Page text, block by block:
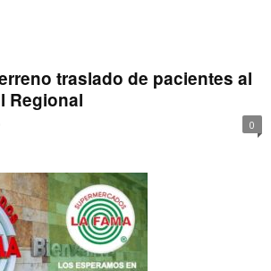
traslado de pacientes al
Regional
0